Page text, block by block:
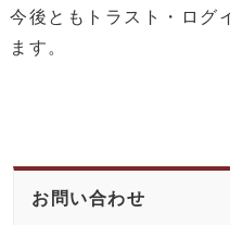
今後ともトラスト・ログ
ます。
お問い合わせ